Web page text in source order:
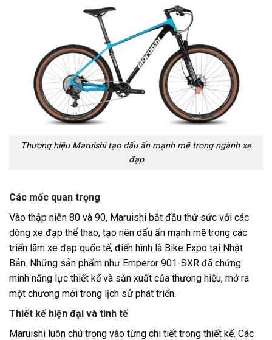
Thương hiệu Maruishi tạo dấu ấn mạnh mẽ trong ngành xe
đạp
Các mốc quan trọng
Vào thập niên 80 và 90, Maruishi bắt đầu thử sức với các
dòng xe đạp thể thao, tạo nên dấu ấn mạnh mẽ trong các
triển lãm xe đạp quốc tế, điển hình là Bike Expo tại Nhật
Bản. Những sản phẩm như Emperor 901-SXR đã chứng
minh năng lực thiết kế và sản xuất của thương hiệu, mở ra
một chương mới trong lịch sử phát triển.
Thiết kế hiện đại và tinh tế
Maruishi luôn chú trọng vào từng chi tiết trong thiết kế. Các